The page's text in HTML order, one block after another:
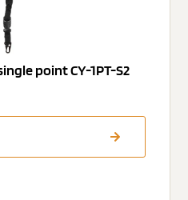
point CY-1PT-S2